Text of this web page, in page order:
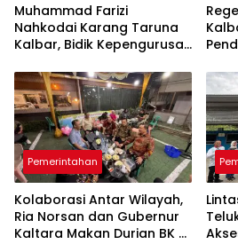
Muhammad Farizi
Nahkodai Karang Taruna
Kalbar, Bidik Kepengurusan
Pemerintahan
Kolaborasi Antar Wilayah,
Ria Norsan dan Gubernur
Kaltara Makan Durian BK di